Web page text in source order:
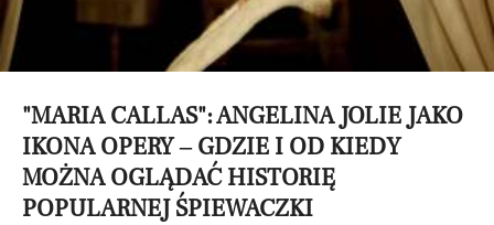
"MARIA CALLAS": ANGELINA JOLIE JAKO
IKONA OPERY – GDZIE I OD KIEDY
MOŻNA OGLĄDAĆ HISTORIĘ
POPULARNEJ ŚPIEWACZKI